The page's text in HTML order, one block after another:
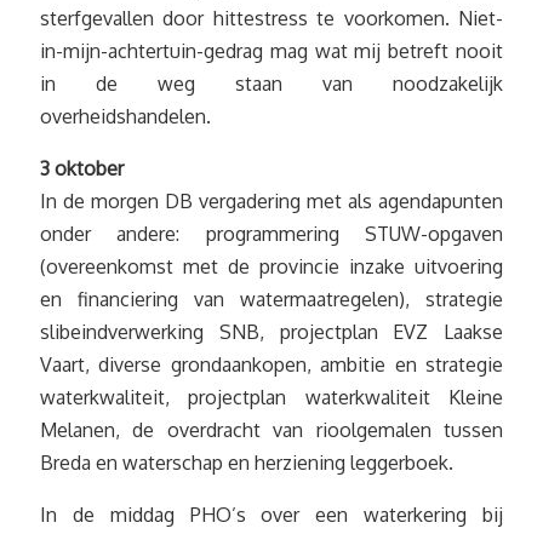
sterfgevallen door hittestress te voorkomen. Niet-
in-mijn-achtertuin-gedrag mag wat mij betreft nooit
in de weg staan van noodzakelijk
overheidshandelen.
3 oktober
In de morgen DB vergadering met als agendapunten
onder andere: programmering STUW-opgaven
(overeenkomst met de provincie inzake uitvoering
en financiering van watermaatregelen), strategie
slibeindverwerking SNB, projectplan EVZ Laakse
Vaart, diverse grondaankopen, ambitie en strategie
waterkwaliteit, projectplan waterkwaliteit Kleine
Melanen, de overdracht van rioolgemalen tussen
Breda en waterschap en herziening leggerboek.
In de middag PHO’s over een waterkering bij